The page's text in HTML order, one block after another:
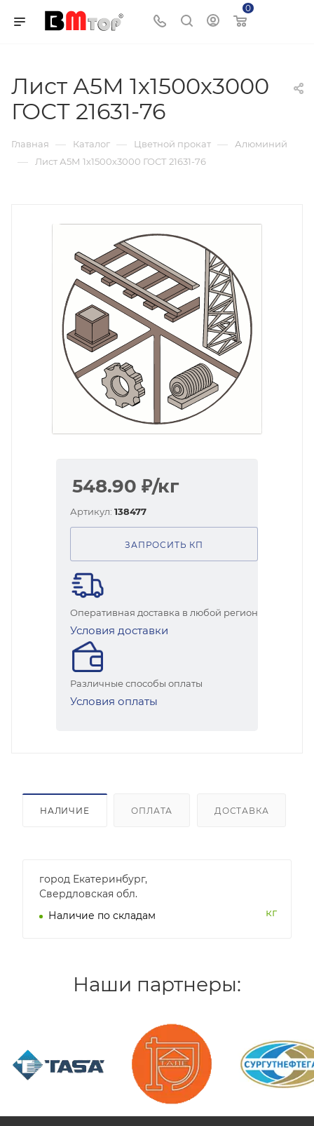
0
Лист А5М 1х1500х3000
ГОСТ 21631-76
Главная — Каталог — Цветной прокат — Алюминий
— Лист А5М 1х1500х3000 ГОСТ 21631-76
548.90 ₽/кг
Артикул: 138477
ЗАПРОСИТЬ КП
Оперативная доставка в любой регион
Условия доставки
Различные способы оплаты
Условия оплаты
НАЛИЧИЕ ОПЛАТА ДОСТАВКА
город Екатеринбург,
Свердловская обл.
Наличие по складам
кг
Наши партнеры: